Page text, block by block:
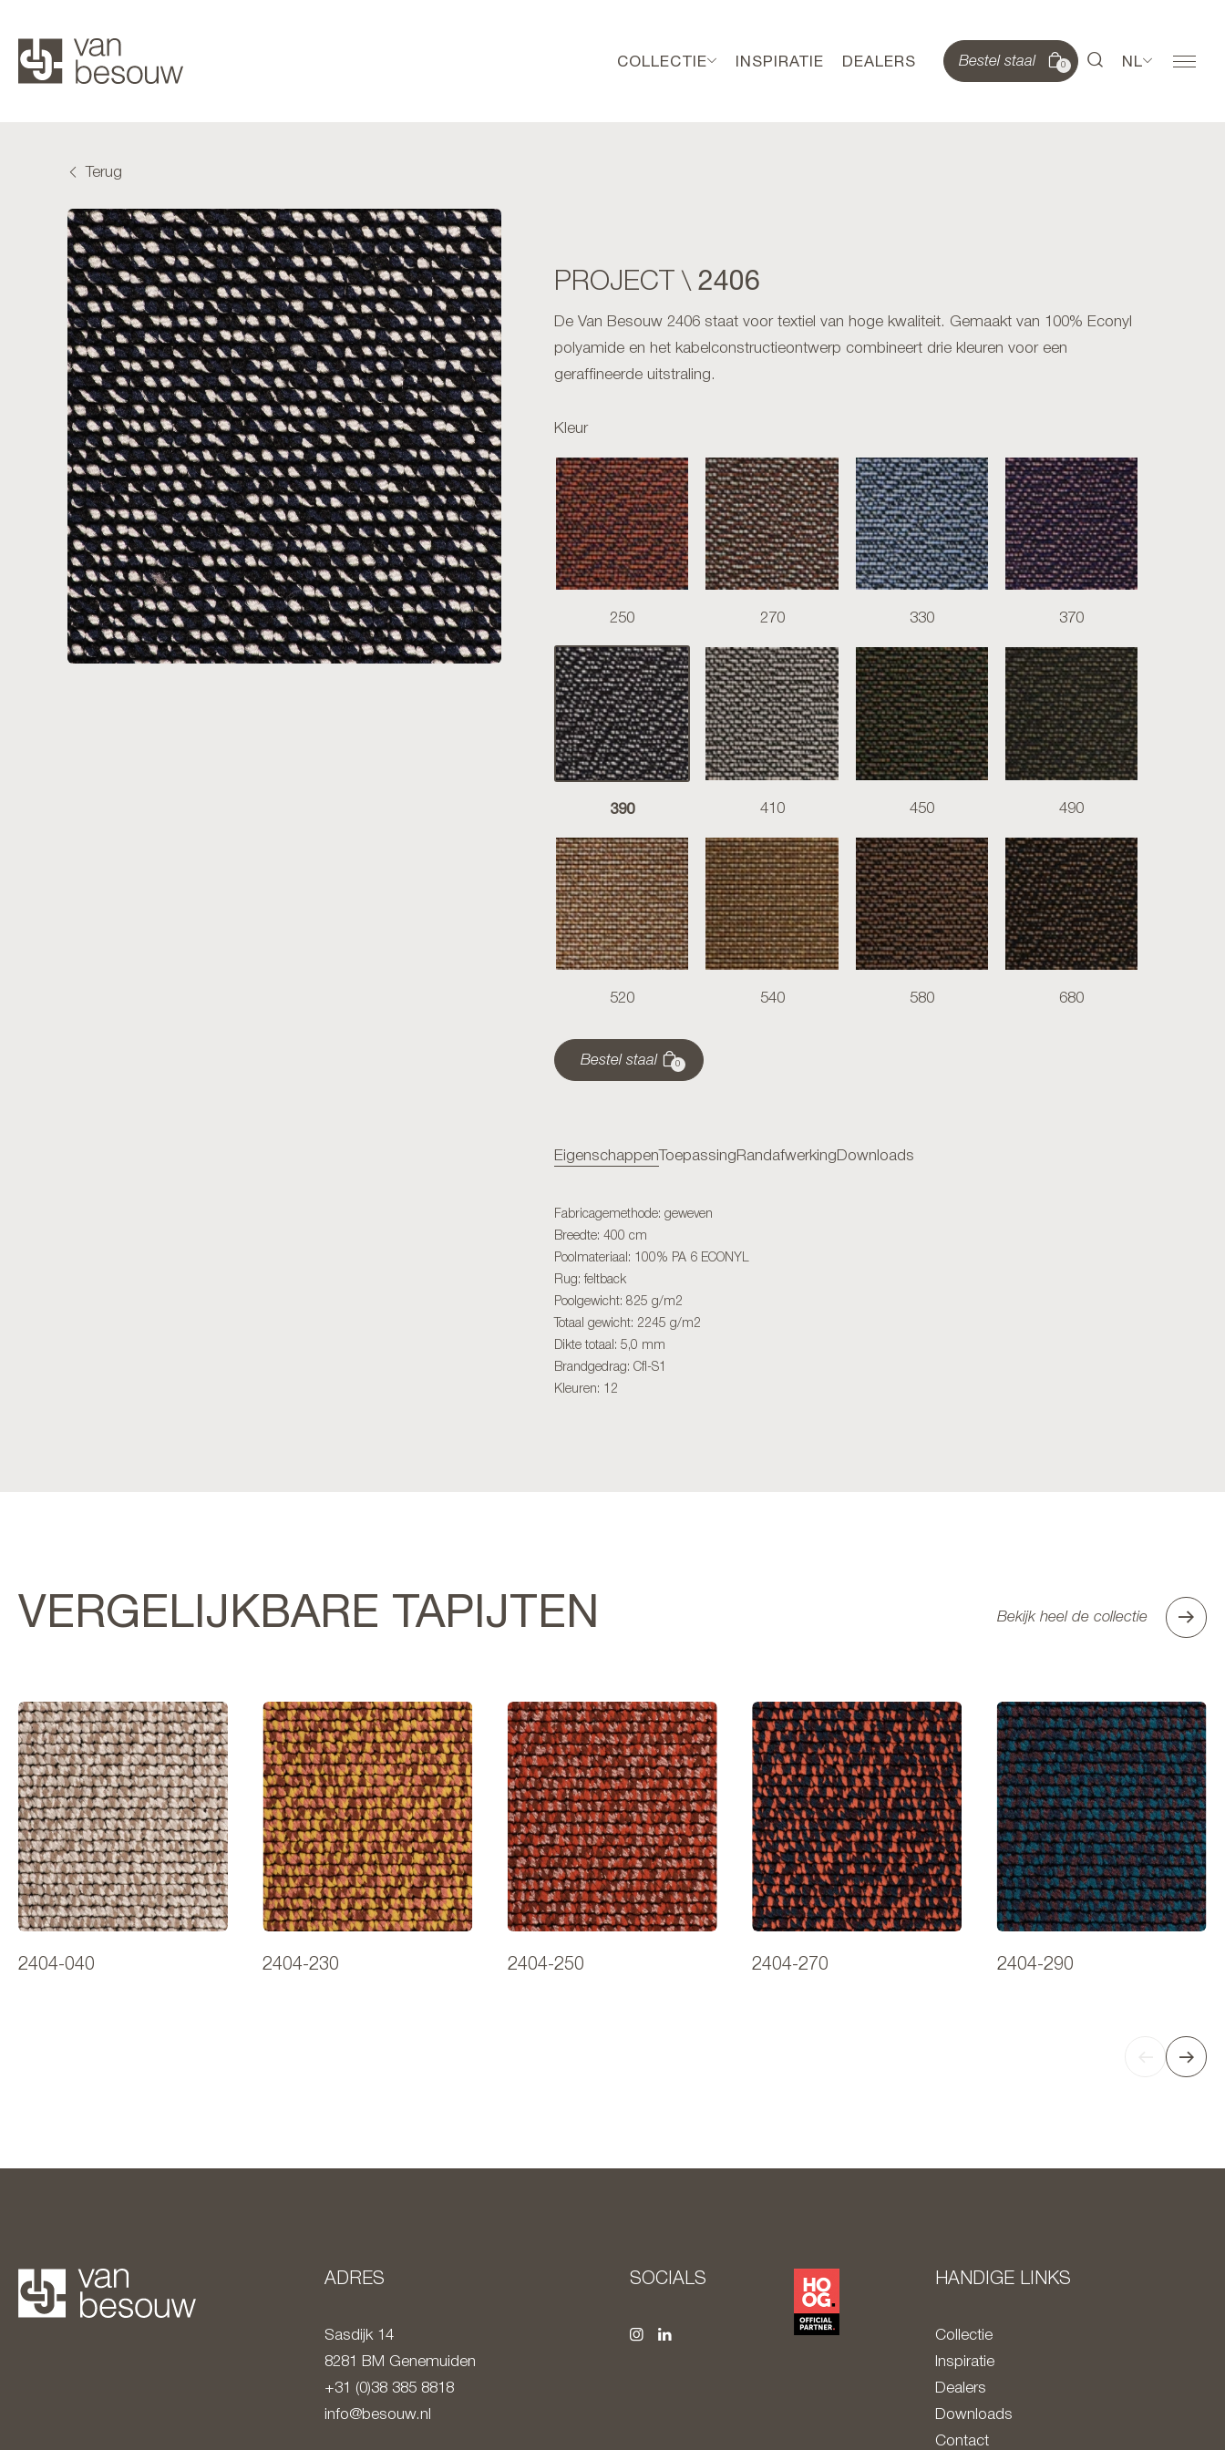
COLLECTIE INSPIRATIE DEALERS Bestel staal 0 NL
Terug
PROJECT \ 2406
De Van Besouw 2406 staat voor textiel van hoge kwaliteit. Gemaakt van 100% Econyl
polyamide en het kabelconstructieontwerp combineert drie kleuren voor een
geraffineerde uitstraling.
Kleur
250 270 330 370
390 410 450 490
520 540 580 680
Bestel staal 0
Eigenschappen Toepassing Randafwerking Downloads
Fabricagemethode: geweven
Breedte: 400 cm
Poolmateriaal: 100% PA 6 ECONYL
Rug: feltback
Poolgewicht: 825 g/m2
Totaal gewicht: 2245 g/m2
Dikte totaal: 5,0 mm
Brandgedrag: Cfl-S1
Kleuren: 12
VERGELIJKBARE TAPIJTEN Bekijk heel de collectie
2404-040 2404-230 2404-250 2404-270 2404-290
ADRES
Sasdijk 14
8281 BM Genemuiden
+31 (0)38 385 8818
info@besouw.nl
SOCIALS HANDIGE LINKS
Collectie
Inspiratie
Dealers
Downloads
Contact